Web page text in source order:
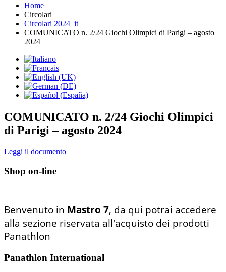
Home
Circolari
Circolari 2024_it
COMUNICATO n. 2/24 Giochi Olimpici di Parigi – agosto
2024
COMUNICATO n. 2/24 Giochi Olimpici
di Parigi – agosto 2024
Leggi il documento
Shop on-line
Benvenuto in Mastro 7, da qui potrai accedere
alla sezione riservata all'acquisto dei prodotti
Panathlon
Panathlon International